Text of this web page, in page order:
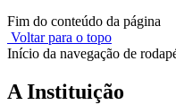
Fim do conteúdo da página
Voltar para o topo
Início da navegação de
A Instituição